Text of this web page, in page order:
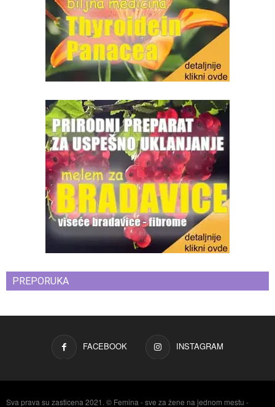
PREPORUKA
FACEBOOK INSTAGRAM
Sva prava su zasticena 2021. © Femina - sve za žene na jednom mestu -